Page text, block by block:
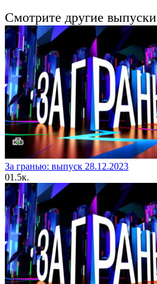
Смотрите другие выпуски
За гранью: выпуск 28.12.2023
01.5к.